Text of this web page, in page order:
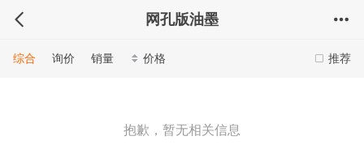
网孔版油墨
推荐
综合 询价 销量 价格
抱歉，暂无相关信息